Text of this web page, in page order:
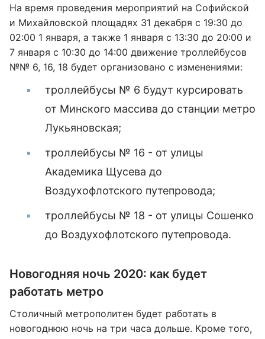
На время проведения мероприятий на Софийской
и Михайловской площадях 31 декабря с 19:30 до
02:00 1 января, а также 1 января с 13:30 до 20:00 и
7 января с 10:30 до 14:00 движение троллейбусов
№№ 6, 16, 18 будет организовано с изменениями:
троллейбусы № 6 будут курсировать
от Минского массива до станции метро
Лукьяновская;
троллейбусы № 16 - от улицы
Академика Щусева до
Воздухофлотского путепровода;
троллейбусы № 18 - от улицы Сошенко
до Воздухофлотского путепровода.
Новогодняя ночь 2020: как будет
работать метро
Столичный метрополитен будет работать в
новогоднюю ночь на три часа дольше. Кроме того,